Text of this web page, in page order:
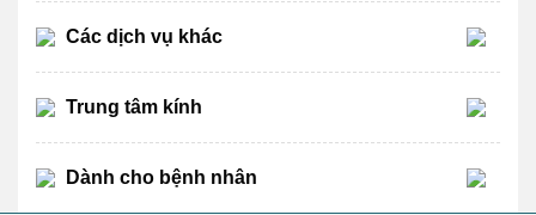
Các dịch vụ khác
Trung tâm kính
Dành cho bệnh nhân